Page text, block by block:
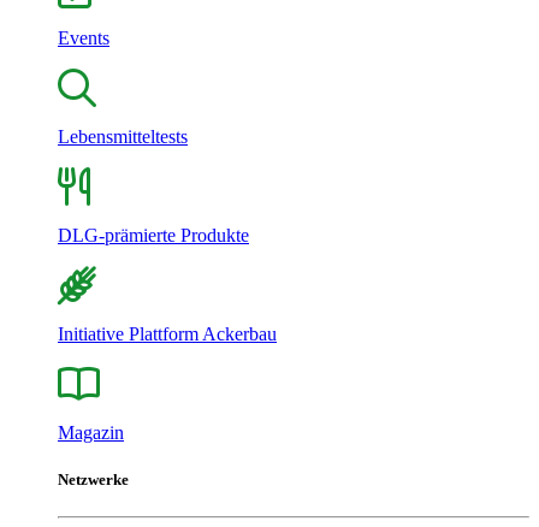
Events
Lebensmitteltests
DLG-prämierte Produkte
Initiative Plattform Ackerbau
Magazin
Netzwerke